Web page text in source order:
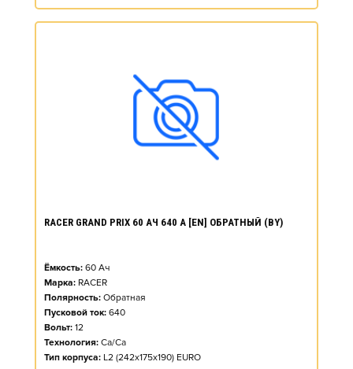
RACER GRAND PRIX 60 АЧ 640 А [EN] ОБРАТНЫЙ (BY)
Ёмкость: 60 Ач
Марка: RACER
Полярность: Обратная
Пусковой ток: 640
Вольт: 12
Технология: Ca/Ca
Тип корпуса: L2 (242x175x190) EURO